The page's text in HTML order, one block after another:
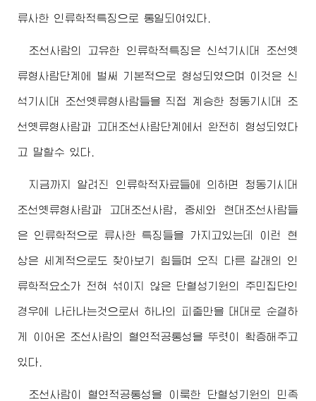
류사한 인류학적특징으로 통일되여있다.
조선사람의 고유한 인류학적특징은 신석기시대 조선옛
류형사람단계에 벌써 기본적으로 형성되였으며 이것은 신
석기시대 조선옛류형사람들을 직접 계승한 청동기시대 조
선옛류형사람과 고대조선사람단계에서 완전히 형성되였다
고 말할수 있다.
지금까지 알려진 인류학적자료들에 의하면 청동기시대
조선옛류형사람과 고대조선사람, 중세와 현대조선사람들
은 인류학적으로 류사한 특징들을 가지고있는데 이런 현
상은 세계적으로도 찾아보기 힘들며 오직 다른 갈래의 인
류학적요소가 전혀 섞이지 않은 단혈성기원의 주민집단인
경우에 나타나는것으로서 하나의 피줄만을 대대로 순결하
게 이어온 조선사람의 혈연적공통성을 뚜렷이 확증해주고
있다.
조선사람이 혈연적공통성을 이룩한 단혈성기원의 민족